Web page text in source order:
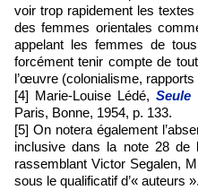
voir trop rapidement les
des femmes orientales
appelant les femmes de
forcément tenir compte de
l’œuvre (colonialisme,
[4] Marie-Louise Lédé,Seule
Paris, Bonne, 1954, p. 133.
[5] On notera également
inclusive dans la note 28 de
rassemblant Victor Segalen,
sous le qualificatif d’« auteurs ».